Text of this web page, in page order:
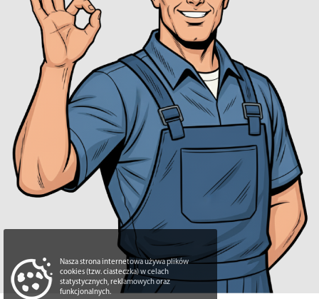
Nasza strona internetowa używa plików
cookies (tzw. ciasteczka) w celach
statystycznych, reklamowych oraz
funkcjonalnych.